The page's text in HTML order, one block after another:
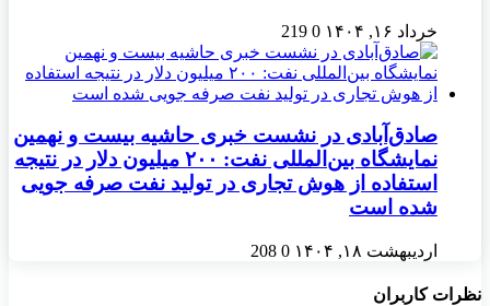
خرداد ۱۶, ۱۴۰۴ 0
219
صادق‌آبادی در نشست خبری حاشیه بیست و نهمین
نمایشگاه بین‌المللی نفت: ۲۰۰ میلیون دلار در نتیجه
استفاده از هوش تجاری در تولید نفت صرفه جویی
شده است
اردیبهشت ۱۸, ۱۴۰۴ 0
208
نظرات کاربران